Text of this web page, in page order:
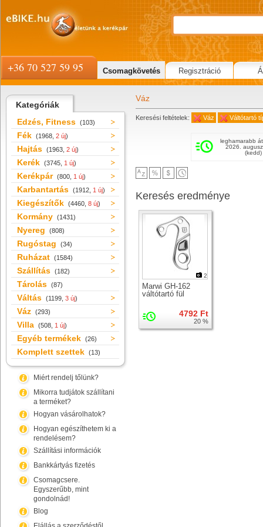
Kategóriák
Edzés, Fitness (103)
Fék (1968, 2 új)
Hajtás (1963, 2 új)
Kerék (3745, 1 új)
Kerékpár (800, 1 új)
Karbantartás (1912, 1 új)
Kiegészítők (4460, 8 új)
Kormány (1431)
Nyereg (808)
Rugóstag (34)
Ruházat (1584)
Szállítás (182)
Tárolás (87)
Váltás (1199, 3 új)
Váz (293)
Villa (508, 1 új)
Egyéb termékek (26)
Komplett szettek (13)
Miért rendelj tőlünk?
Mikorra tudjátok szállítani
a terméket?
Hogyan vásárolhatok?
Hogyan egészíthetem ki a
rendelésem?
Szállítási információk
Bankkártyás fizetés
Csomagcsere.
Egyszerűbb, mint
gondolnád!
Blog
Váz
Keresési feltételek: Váz Váltótartó
leghamarabb
2026.
(kedd)
Keresés eredménye
2
Marwi GH-162
váltótartó fül
4792 Ft
20 %
+36 70 527 59 95 Csomagkövetés Regisztráció